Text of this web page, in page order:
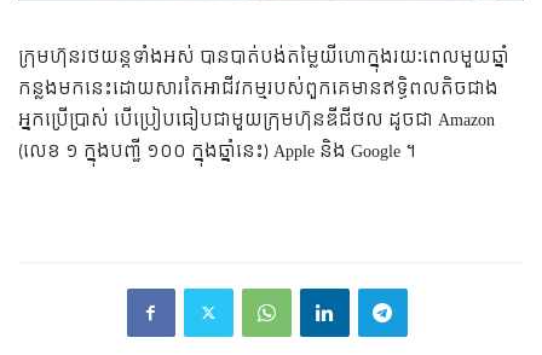
ក្រុមហ៊ុនរថយន្តទាំងអស់ បានបាត់បង់តម្លៃយីហោក្នុងរយៈពេលមួយឆ្នាំ
កន្លងមកនេះដោយសារតែអាជីវកម្មរបស់ពួកគេមានឥទ្ធិពលតិចជាង
អ្នកប្រើប្រាស់ បើប្រៀបធៀបជាមួយក្រុមហ៊ុនឌីជីថល ដូចជា Amazon
(លេខ ១ ក្នុងបញ្ជី ១០០ ក្នុងឆ្នាំនេះ) Apple និង Google ។